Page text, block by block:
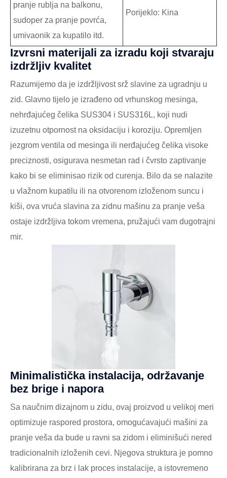
pranje rublja na balkonu,
sudoper za pranje povrća,
umivaonik za kupatilo itd.
Porijeklo: Kina
Izvrsni materijali za izradu koji stvaraju
izdržljiv kvalitet
Razumijemo da je izdržljivost srž slavine za ugradnju u
zid. Glavno tijelo je izrađeno od vrhunskog mesinga,
nehrđajućeg čelika SUS304 i SUS316L, koji nudi
izuzetnu otpornost na oksidaciju i koroziju. Opremljen
jezgrom ventila od mesinga ili nerđajućeg čelika visoke
preciznosti, osigurava nesmetan rad i čvrsto zaptivanje
kako bi se eliminisao rizik od curenja. Bilo da se nalazite
u vlažnom kupatilu ili na otvorenom izloženom suncu i
kiši, ova vruća slavina za zidnu mašinu za pranje veša
ostaje izdržljiva tokom vremena, pružajući vam dugotrajni
mir.
Minimalistička instalacija, održavanje
bez brige i napora
Sa naučnim dizajnom u zidu, ovaj proizvod u velikoj meri
optimizuje raspored prostora, omogućavajući mašini za
pranje veša da bude u ravni sa zidom i eliminišući nered
tradicionalnih izloženih cevi. Njegova struktura je pomno
kalibrirana za brz i lak proces instalacije, a istovremeno